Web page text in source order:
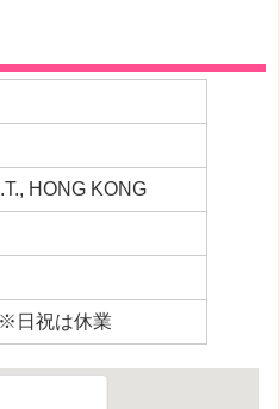
HONG KONG
日祝は休業